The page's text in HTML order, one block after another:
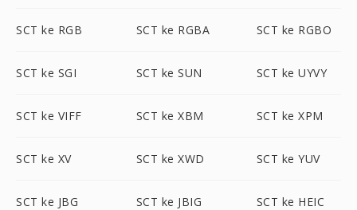
SCT ke RGB SCT ke RGBA SCT ke RGBO
SCT ke SGI SCT ke SUN SCT ke UYVY
SCT ke VIFF SCT ke XBM SCT ke XPM
SCT ke XV SCT ke XWD SCT ke YUV
SCT ke JBG SCT ke JBIG SCT ke HEIC